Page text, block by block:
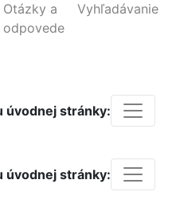
Otázky a
odpovede
Vyhľadávanie
úvodnej stránky:
úvodnej stránky: